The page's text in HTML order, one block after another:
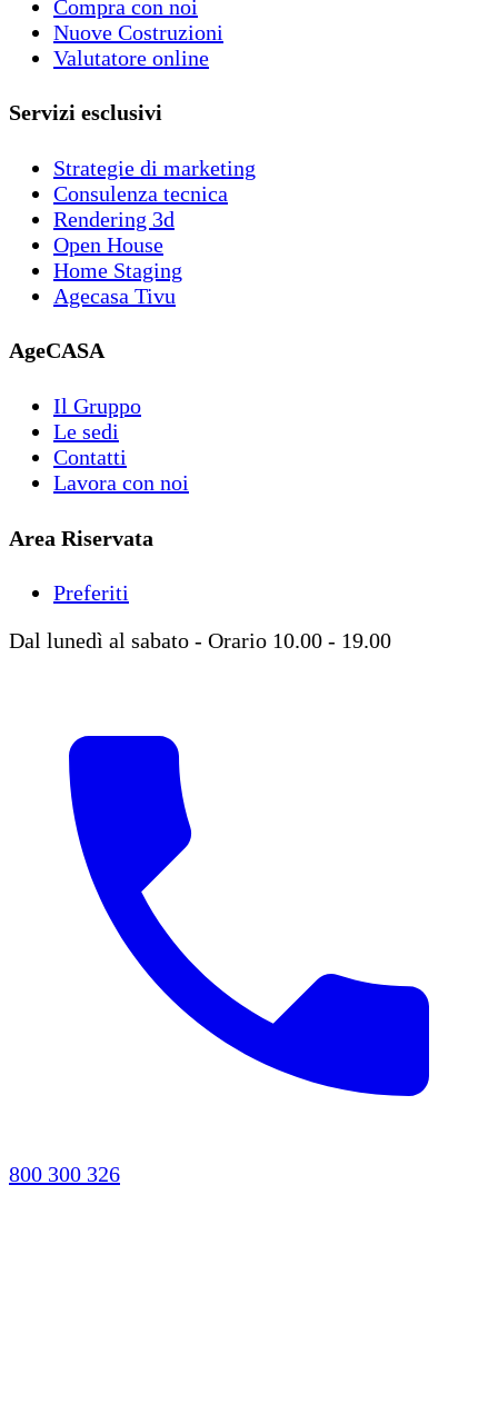
Compra con noi
Nuove Costruzioni
Valutatore online
Servizi esclusivi
Strategie di marketing
Consulenza tecnica
Rendering 3d
Open House
Home Staging
Agecasa Tivu
AgeCASA
Il Gruppo
Le sedi
Contatti
Lavora con noi
Area Riservata
Preferiti
Dal lunedì al sabato - Orario 10.00 - 19.00
800 300 326